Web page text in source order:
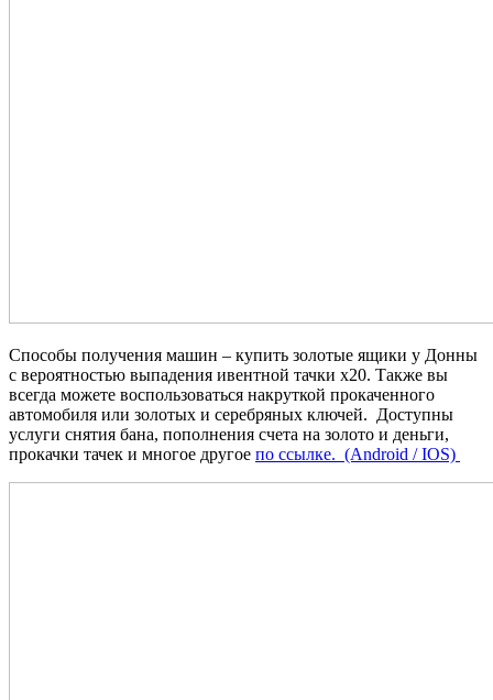
Способы получения машин – купить золотые ящики у Донны
с вероятностью выпадения ивентной тачки х20. Также вы
всегда можете воспользоваться накруткой прокаченного
автомобиля или золотых и серебряных ключей. Доступны
услуги снятия бана, пополнения счета на золото и деньги,
прокачки тачек и многое другое по ссылке. (Android / IOS)